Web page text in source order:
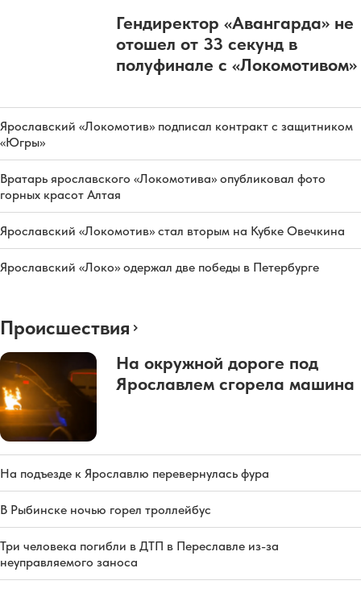
Гендиректор «Авангарда» не
отошел от 33 секунд в
полуфинале с «Локомотивом»
Ярославский «Локомотив» подписал контракт с защитником
«Югры»
Вратарь ярославского «Локомотива» опубликовал фото
горных красот Алтая
Ярославский «Локомотив» стал вторым на Кубке Овечкина
Ярославский «Локо» одержал две победы в Петербурге
Происшествия
На окружной дороге под
Ярославлем сгорела машина
На подъезде к Ярославлю перевернулась фура
В Рыбинске ночью горел троллейбус
Три человека погибли в ДТП в Переславле из-за
неуправляемого заноса